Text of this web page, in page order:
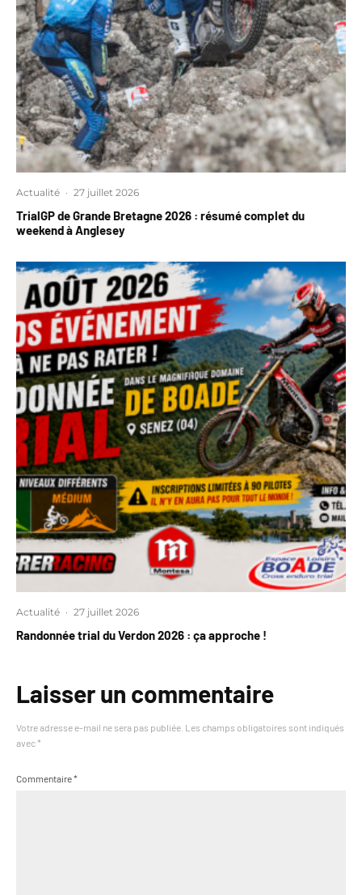
Actualité · 27 juillet 2026
TrialGP de Grande Bretagne 2026 : résumé complet du
weekend à Anglesey
Actualité · 27 juillet 2026
Randonnée trial du Verdon 2026 : ça approche !
Laisser un commentaire
Votre adresse e-mail ne sera pas publiée. Les champs obligatoires sont indiqués
avec *
Commentaire*